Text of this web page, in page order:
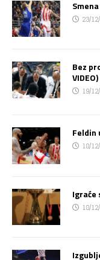
23/
Bez
VIDEO)
19/
Feldin
18/
Igraće
18/